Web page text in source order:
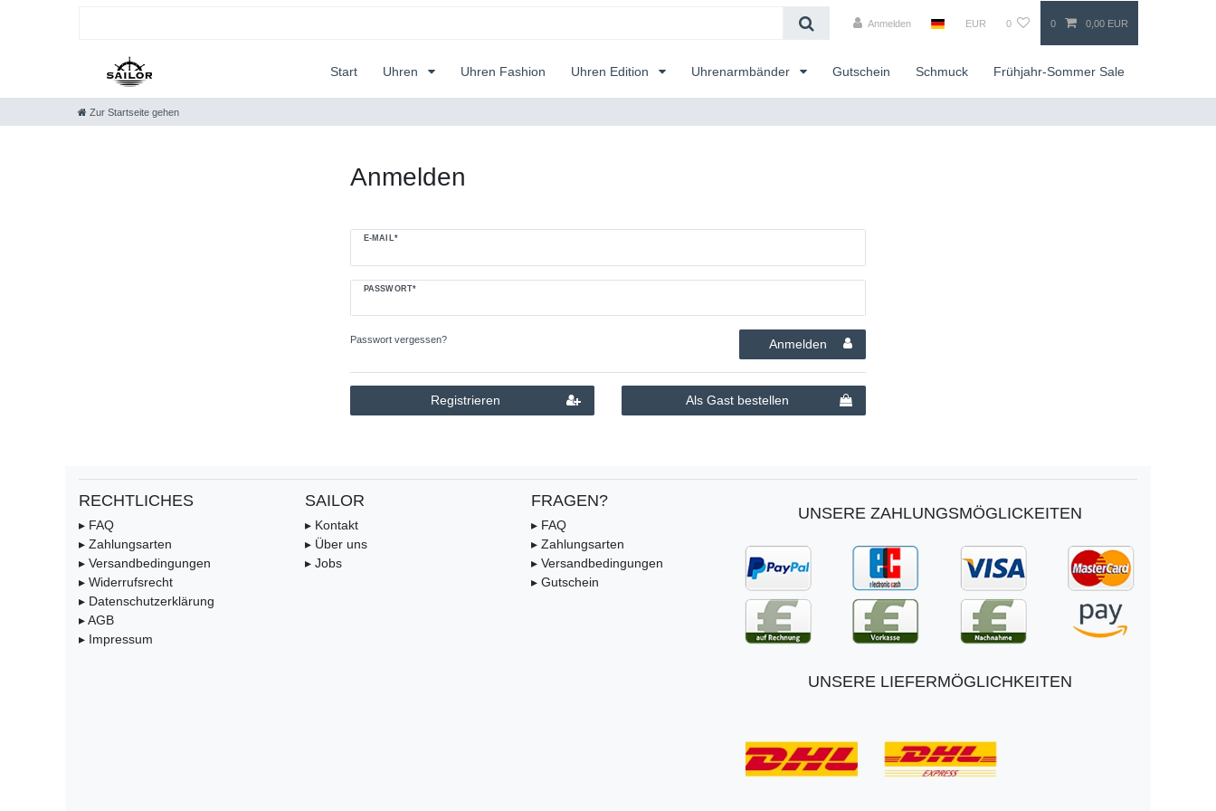
Anmelden EUR 0 0 0,00 EUR
Start Uhren Uhren Fashion Uhren Edition Uhrenarmbänder Gutschein Schmuck Frühjahr-Sommer Sale
Zur Startseite gehen
Anmelden
E-MAIL*
PASSWORT*
Passwort vergessen? Anmelden
Registrieren Als Gast bestellen
RECHTLICHES
▸ FAQ
▸ Zahlungsarten
▸ Versandbedingungen
▸ Widerrufsrecht
▸ Datenschutzerklärung
▸ AGB
▸ Impressum
SAILOR
▸ Kontakt
▸ Über uns
▸ Jobs
FRAGEN?
▸ FAQ
▸ Zahlungsarten
▸ Versandbedingungen
▸ Gutschein
UNSERE ZAHLUNGSMÖGLICKEITEN
UNSERE LIEFERMÖGLICHKEITEN